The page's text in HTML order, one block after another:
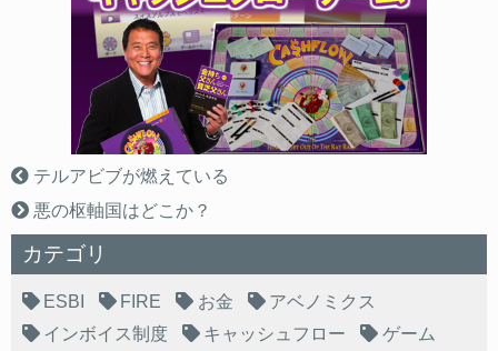
テルアビブが燃えている
悪の枢軸国はどこか？
カテゴリ
ESBI FIRE お金
アベノミクス
インボイス制度
キャッシュフロー
ゲーム